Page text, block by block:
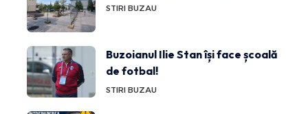
STIRI BUZAU
Buzoianul Ilie Stan își face școală
de fotbal!
STIRI BUZAU